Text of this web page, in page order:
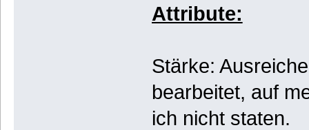
Attribute:
Stärke:
bearbeitet, auf
ich nicht staten.